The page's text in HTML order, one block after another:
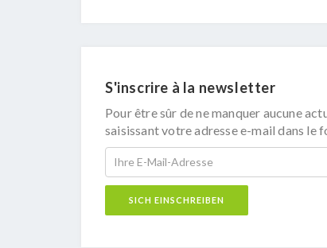
S'inscrire à la newsletter
Pour être sûr de ne manquer aucune
saisissant votre adresse e-mail dans le